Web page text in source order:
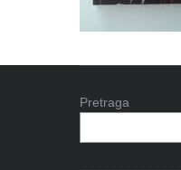
Pretraga